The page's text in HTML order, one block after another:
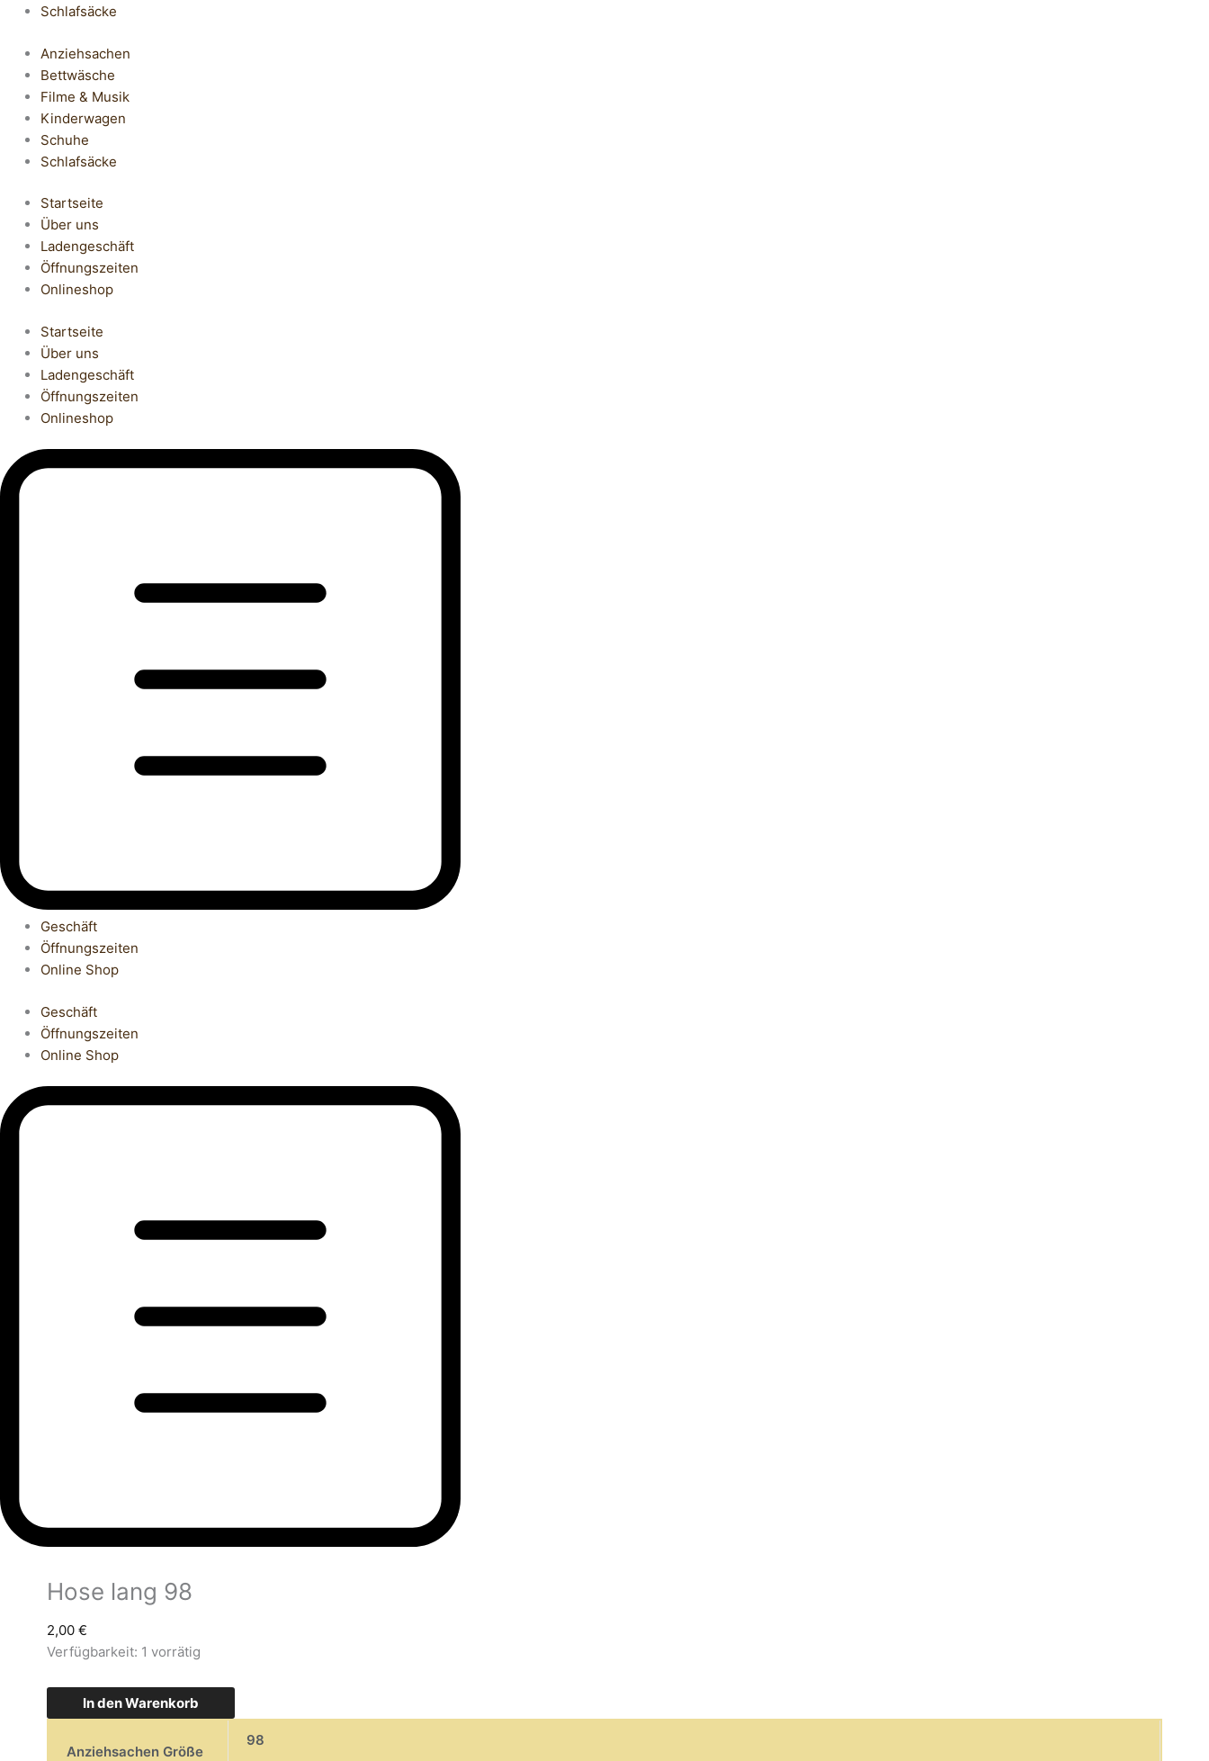
Schlafsäcke
Anziehsachen
Bettwäsche
Filme & Musik
Kinderwagen
Schuhe
Schlafsäcke
Startseite
Über uns
Ladengeschäft
Öffnungszeiten
Onlineshop
Startseite
Über uns
Ladengeschäft
Öffnungszeiten
Onlineshop
Geschäft
Öffnungszeiten
Online Shop
Geschäft
Öffnungszeiten
Online Shop
Hose lang 98
2,00 €
Verfügbarkeit: 1 vorrätig
In den Warenkorb
Anziehsachen Größe
98